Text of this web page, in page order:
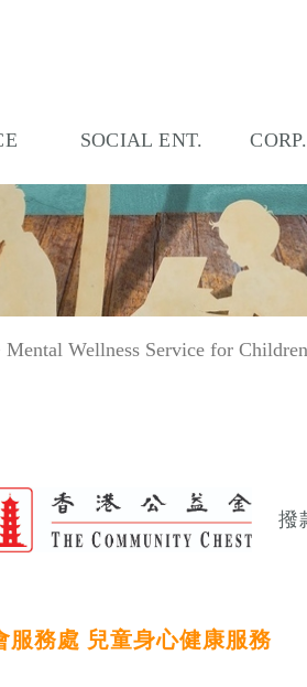
SOCIAL ENT.
Mental Wellness Service for
撥
服務處 兒童身心健康服務